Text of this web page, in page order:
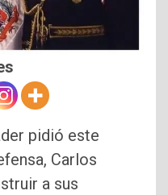
pidió este
Carlos
a sus